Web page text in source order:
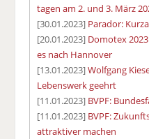
tagen am 2. und 3. März
[30.01.2023] Parador:
[20.01.2023] Domotex
es nach Hannover
[13.01.2023]Wolfgang
Lebenswerk geehrt
[11.01.2023] BVPF:
[11.01.2023] BVPF:
attraktiver machen